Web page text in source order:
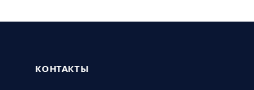
КОНТАКТЫ